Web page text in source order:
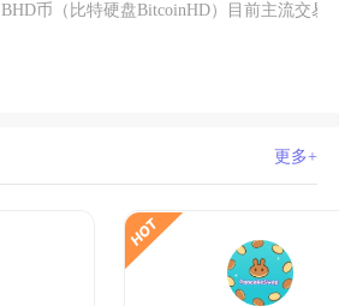
BHD币（比特硬盘BitcoinHD）目前主流交
更多+